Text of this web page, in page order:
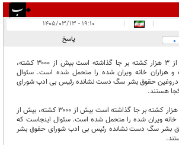
|
|
۱۹:۱۰ - ۱۴۰۵/۰۳/۱۳
0 پاسخ
حملات اسرائیل بیش از ۳ هزار کشته بر جا گذاشته است بیش از ۳۰۰۰ کشته،
و هزاران خانه ویران شده را متحمل شده است. سئوال
حقوق بشر سگ دست نشانده رئیس بی ادب شورای
هستند.
حملات اسرائیل بیش از ۳ هزار کشته بر جا گذاشته است بیش از ۳۰۰۰ کشته، بیش از
خانه ویران شده را متحمل شده است. سئوال اینجاست که
بشر سگ دست نشانده رئیس بی ادب شورای حقوق بشر